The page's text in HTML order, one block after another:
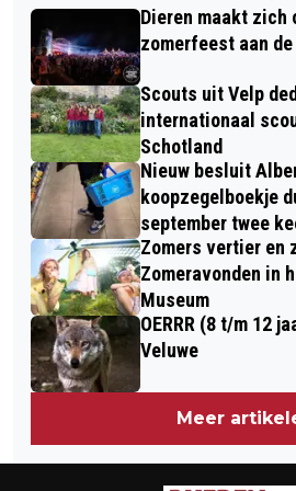
KERKBALANS IN!
Dieren maakt zich
zomerfeest aan
Scouts uit Velp
internationaal
Schotland
Nieuw besluit
koopzegelboekje
september twee
Zomers vertier en
Zomeravonden in
Museum
OERRR (8 t/m 12
Veluwe
Meer